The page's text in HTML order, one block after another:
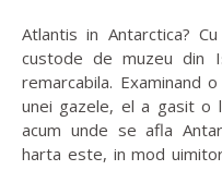
Atlantis in Antarctica?
custode de muzeu din
remarcabila. Examinand
unei gazele, el a gasit o
acum unde se afla
harta este, in mod